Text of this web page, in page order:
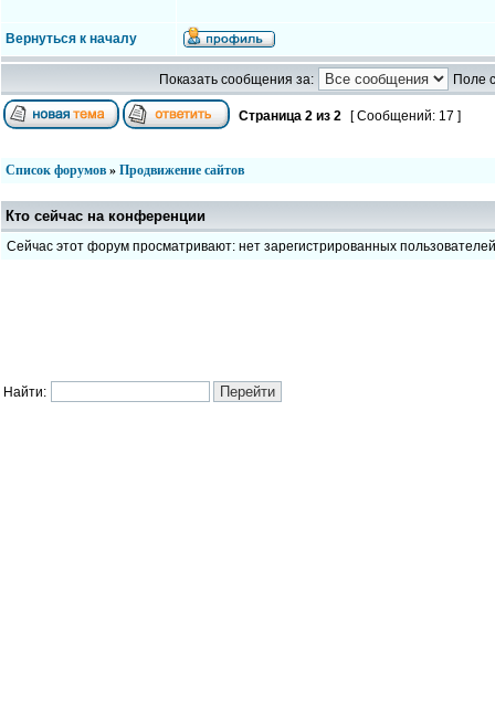
Вернуться к началу
Показать сообщения за: Поле
Страница 2 из 2 [ Сообщений: 17 ]
Список форумов » Продвижение сайтов
Кто сейчас на конференции
Сейчас этот форум просматривают: нет зарегистрированных пользователей
Найти: